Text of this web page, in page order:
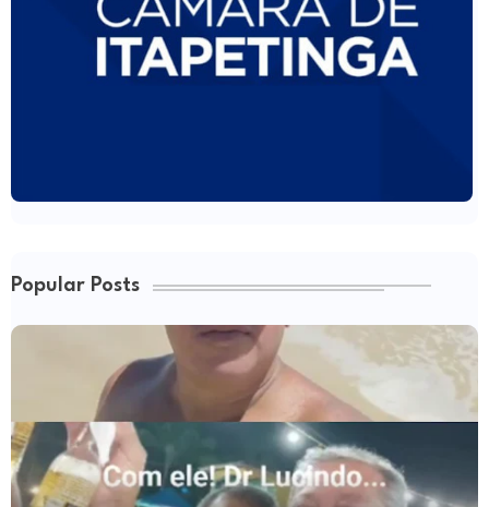
Popular Posts